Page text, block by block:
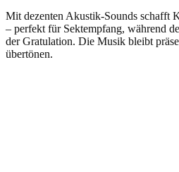
Mit dezenten Akustik-Sounds schafft
– perfekt für Sektempfang, während
der Gratulation. Die Musik bleibt
übertönen.